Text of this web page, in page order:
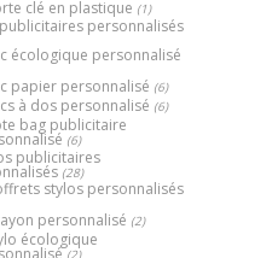
clé en plastique (1)
publicitaires personnalisés
écologique personnalisé
papier personnalisé (6)
à dos personnalisé (6)
bag publicitaire
(6)
publicitaires
(28)
stylos personnalisés
personnalisé (2)
écologique
(2)